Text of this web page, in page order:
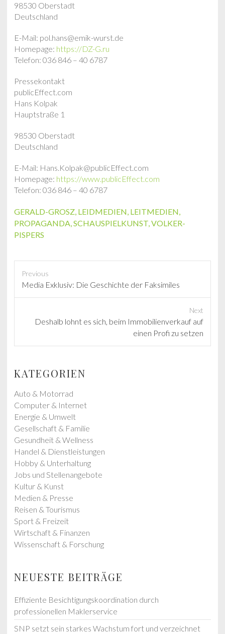
98530 Oberstadt
Deutschland
E-Mail: pol.hans@emik-wurst.de
Homepage: https://DZ-G.ru
Telefon: 036 846 – 40 6787
Pressekontakt
publicEffect.com
Hans Kolpak
Hauptstraße 1
98530 Oberstadt
Deutschland
E-Mail: Hans.Kolpak@publicEffect.com
Homepage: https://www.publicEffect.com
Telefon: 036 846 – 40 6787
GERALD-GROSZ, LEIDMEDIEN, LEITMEDIEN,
PROPAGANDA,SCHAUSPIELKUNST,VOLKER-
PISPERS
Previous
P
r
p
o
Media Exklusiv: Die Geschichte der Faksimiles
Next
x
p
o
s
t
:
Deshalb lohnt es sich, beim Immobilienverkauf auf
einen Profi zu setzen
KATEGORIEN
Auto & Motorrad
Computer & Internet
Energie & Umwelt
Gesellschaft & Familie
Gesundheit & Wellness
Handel & Dienstleistungen
Hobby & Unterhaltung
Jobs und Stellenangebote
Kultur & Kunst
Medien & Presse
Reisen & Tourismus
Sport & Freizeit
Wirtschaft & Finanzen
Wissenschaft & Forschung
NEUESTE BEITRÄGE
Effiziente Besichtigungskoordination durch
professionellen Maklerservice
SNP setzt sein starkes Wachstum fort und verzeichnet